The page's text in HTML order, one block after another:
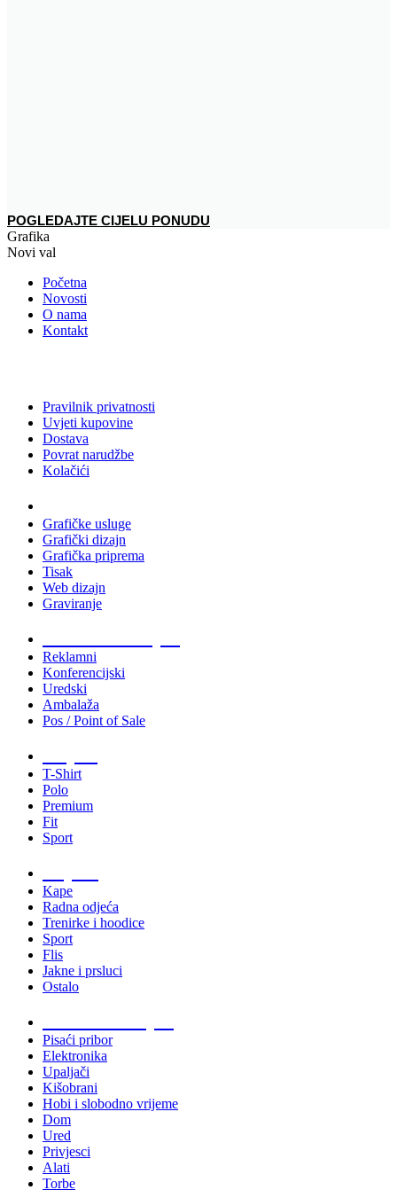
POGLEDAJTE CIJELU PONUDU
Grafika
Novi val
Početna
Novosti
O nama
Kontakt
Pravilnik privatnosti
Uvjeti kupovine
Dostava
Povrat narudžbe
Kolačići
Grafičke usluge
Grafički dizajn
Grafička priprema
Tisak
Web dizajn
Graviranje
Reklamni
Konferencijski
Uredski
Ambalaža
Pos / Point of Sale
T-Shirt
Polo
Premium
Fit
Sport
Kape
Radna odjeća
Trenirke i hoodice
Sport
Flis
Jakne i prsluci
Ostalo
Pisaći pribor
Elektronika
Upaljači
Kišobrani
Hobi i slobodno vrijeme
Dom
Ured
Privjesci
Alati
Torbe